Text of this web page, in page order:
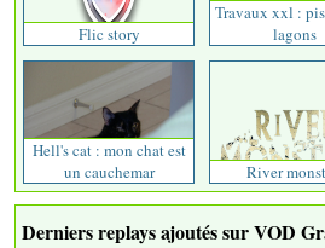
Flic story
Travaux xxl :
lagons
Hell's cat : mon chat est
un cauchemar
River
Derniers replays ajoutés sur VOD